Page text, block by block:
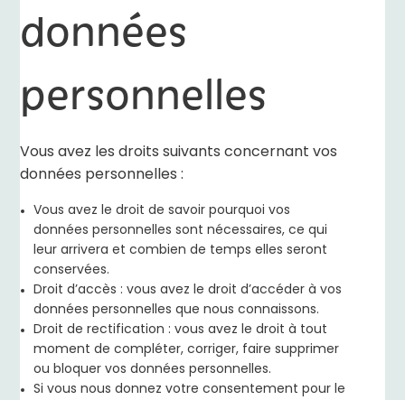
données
personnelles
Vous avez les droits suivants concernant vos
données personnelles :
Vous avez le droit de savoir pourquoi vos
données personnelles sont nécessaires, ce qui
leur arrivera et combien de temps elles seront
conservées.
Droit d’accès : vous avez le droit d’accéder à vos
données personnelles que nous connaissons.
Droit de rectification : vous avez le droit à tout
moment de compléter, corriger, faire supprimer
ou bloquer vos données personnelles.
Si vous nous donnez votre consentement pour le